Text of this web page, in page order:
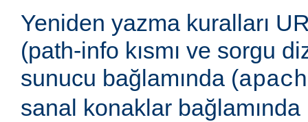
Yeniden yazma kuralları
(path-info kısmı ve sorgu
sunucu bağlamında (
sanal konaklar bağlamında